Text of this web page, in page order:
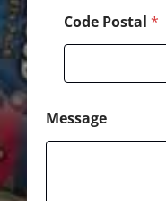
Code Postal *
Message